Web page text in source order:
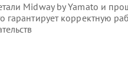
Midway by Yamato и
корректную